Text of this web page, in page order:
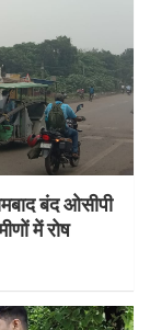
बंद ओसीपी
में रोष